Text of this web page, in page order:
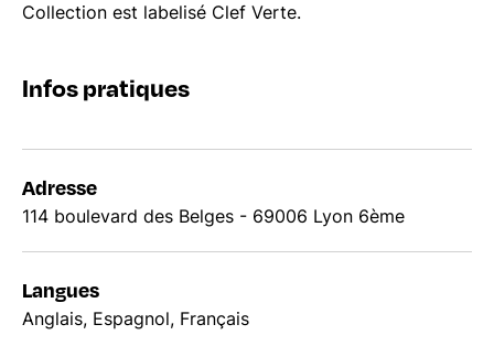
Collection est labelisé Clef Verte.
Infos pratiques
Adresse
114 boulevard des Belges - 69006 Lyon 6ème
Langues
Anglais, Espagnol, Français